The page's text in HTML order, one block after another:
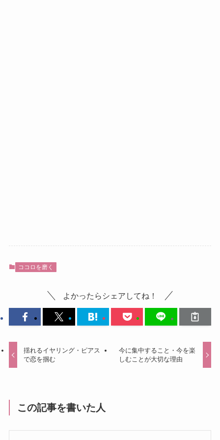
ココロを磨く
よかったらシェアしてね！
揺れるイヤリング・ピアス
で恋を掴む
今に集中すること・今を楽
しむことが大切な理由
この記事を書いた人